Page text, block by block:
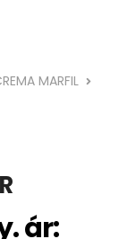
MARFIL
ár: